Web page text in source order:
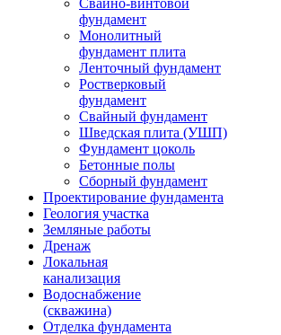
Свайно-винтовой
фундамент
Монолитный
фундамент плита
Ленточный фундамент
Ростверковый
фундамент
Свайный фундамент
Шведская плита (УШП)
Фундамент цоколь
Бетонные полы
Сборный фундамент
Проектирование фундамента
Геология участка
Земляные работы
Дренаж
Локальная
канализация
Водоснабжение
(скважина)
Отделка фундамента